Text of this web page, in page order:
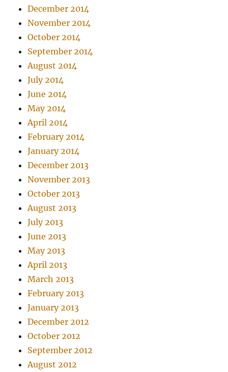
December 2014
November 2014
October 2014
September 2014
August 2014
July 2014
June 2014
May 2014
April 2014
February 2014
January 2014
December 2013
November 2013
October 2013
August 2013
July 2013
June 2013
May 2013
April 2013
March 2013
February 2013
January 2013
December 2012
October 2012
September 2012
August 2012